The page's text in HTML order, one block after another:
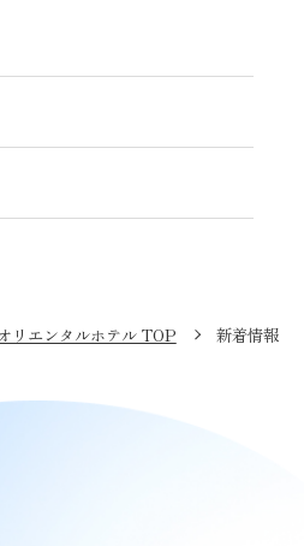
リエンタルホテル TOP 新着情報